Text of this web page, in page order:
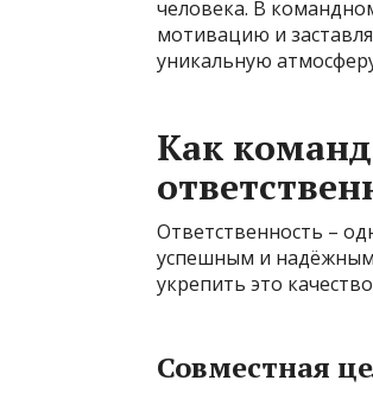
человека. В
мотивацию и
уникальную
Как
Ответственность –
успешным и
укрепить это
Совместная